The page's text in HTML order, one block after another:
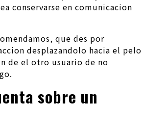
conservarse en comunicacion
que des por
desplazandolo hacia el pelo
de el otro usuario de no
sobre un